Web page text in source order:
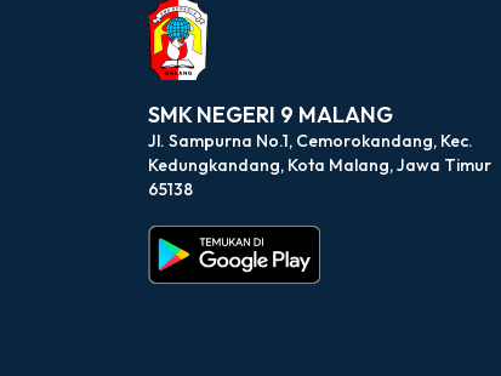
SMK NEGERI 9 MALANG
Jl. Sampurna No.1, Cemorokandang, Kec.
Kedungkandang, Kota Malang, Jawa Timur
65138